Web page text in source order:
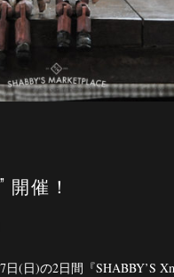
開催！
(日)の2日間『SHABBY’S